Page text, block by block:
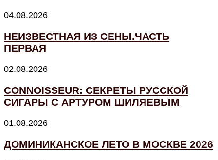
04.08.2026
НЕИЗВЕСТНАЯ ИЗ СЕНЫ.ЧАСТЬ
ПЕРВАЯ
02.08.2026
CONNOISSEUR: СЕКРЕТЫ РУССКОЙ
СИГАРЫ С АРТУРОМ ШИЛЯЕВЫМ
01.08.2026
ДОМИНИКАНСКОЕ ЛЕТО В МОСКВЕ 2026